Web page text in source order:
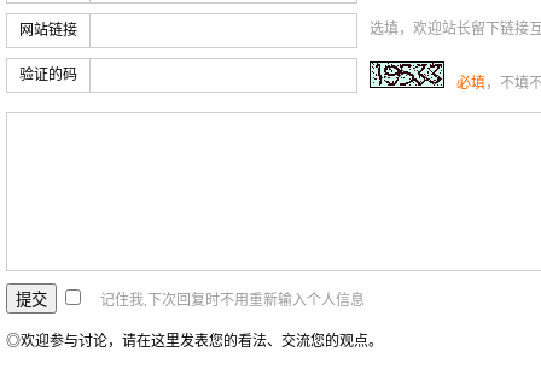
网站链接 选填，欢迎站长留下链接
验证的码 必填，不填
记住我,下次回复时不用重新输入个人信息
◎欢迎参与讨论，请在这里发表您的看法、交流您的观点。